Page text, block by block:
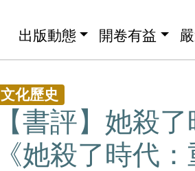
出版動態 開卷有益
文化歷史
【書評】她殺
《她殺了時代